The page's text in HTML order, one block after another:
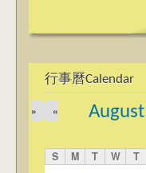
行事曆Calendar
August
«
»
S M T W T